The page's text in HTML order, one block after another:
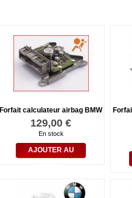
Forfait calculateur airbag BMW
129,00 €
En stock
AJOUTER AU